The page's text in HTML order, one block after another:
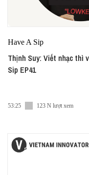
Have A Sip
Thịnh Suy: Viết nhạc thì viết
Sip EP41
53:25 123 N lượt xem